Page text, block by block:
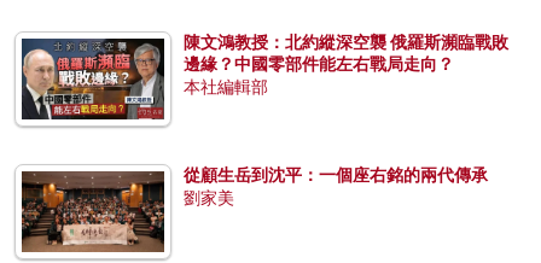
陳文鴻教授：北約縱深空襲 俄羅斯瀕臨戰敗
邊緣？中國零部件能左右戰局走向？
本社編輯部
從顧生岳到沈平：一個座右銘的兩代傳承
劉家美